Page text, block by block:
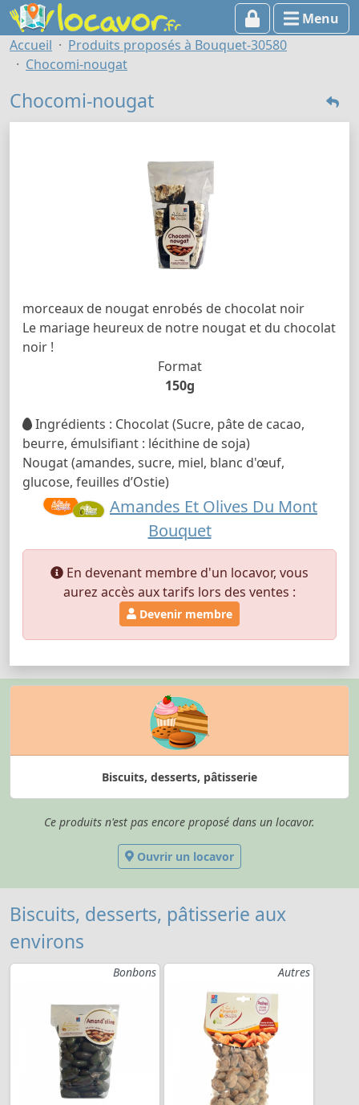
Menu
Accueil
Produits proposés à Bouquet-30580
Chocomi-nougat
Chocomi-nougat
morceaux de nougat enrobés de chocolat noir
Le mariage heureux de notre nougat et du chocolat
noir !
Format
150g
Ingrédients : Chocolat (Sucre, pâte de cacao,
beurre, émulsifiant : lécithine de soja)
Nougat (amandes, sucre, miel, blanc d'œuf,
glucose, feuilles d’Ostie)
Amandes Et Olives Du Mont
Bouquet
En devenant membre d'un locavor, vous
aurez accès aux tarifs lors des ventes :
Devenir membre
Biscuits, desserts, pâtisserie
Ce produits n'est pas encore proposé dans un locavor.
Ouvrir un locavor
Biscuits, desserts, pâtisserie aux
environs
Bonbons Autres